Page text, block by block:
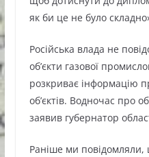
як би це не було
Російська влада не
об’єкти газової
розкриває інформацію
об’єктів. Водночас про
заявив губернатор
Раніше ми повідомляли,